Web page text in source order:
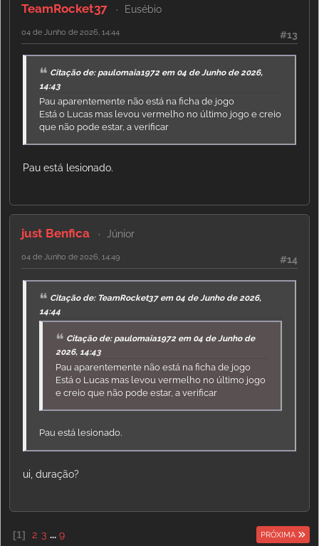
TeamRocket37 Eusébio
#13
04 de Junho de 2026, 14:44
Citação de: paulomaia1972 em 04 de Junho de 2026,
14:43
Pau aparentemente não está na ficha de jogo
Está o Lucas mas levou vermelho no último jogo e creio
que não pode estar, a verificar
Pau está lesionado.
just Benfica Júnior
#14
04 de Junho de 2026, 14:49
Citação de: TeamRocket37 em 04 de Junho de 2026,
14:44
Citação de: paulomaia1972 em 04 de Junho de
2026, 14:43
Pau aparentemente não está na ficha de jogo
Está o Lucas mas levou vermelho no último jogo
e creio que não pode estar, a verificar
Pau está lesionado.
ui, duração?
1 2 3 ... 9 PRÓXIMA